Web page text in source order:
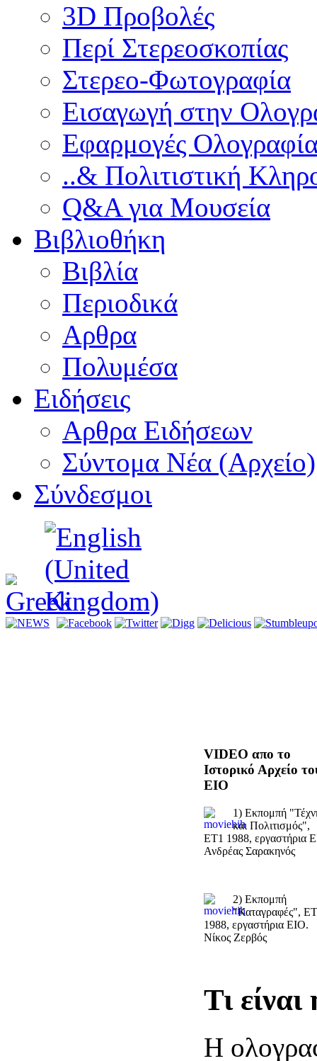
3D Προβολές
Περί Στερεοσκοπίας
Στερεο-Φωτογραφία
Εισαγωγή στην
Εφαρμογές
..& Πολιτιστική
Q&A για Μουσεία
Βιβλιοθήκη
Βιβλία
Περιοδικά
Αρθρα
Πολυμέσα
Ειδήσεις
Αρθρα Ειδήσεων
Σύντομα Νέα (Αρχείο)
Σύνδεσμοι
VIDEO απο το
Ιστορικό Αρχείο
EIO
1) Εκπομπή
και Πολιτισμός",
ΕΤ1 1988, εργαστήρια
Ανδρέας Σαρακηνός
2) Εκπομπή
"Καταγραφές",
1988, εργαστήρια ΕΙΟ.
Νίκος Ζερβός
Τι
Η